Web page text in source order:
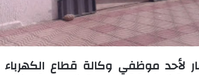
لأحد موظفي وكالة قطاع